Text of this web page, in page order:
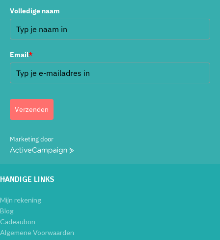
Volledige naam
Email*
Verzenden
Marketing door
ActiveCampaign
HANDIGE LINKS
Mijn rekening
Blog
Cadeaubon
Algemene Voorwaarden